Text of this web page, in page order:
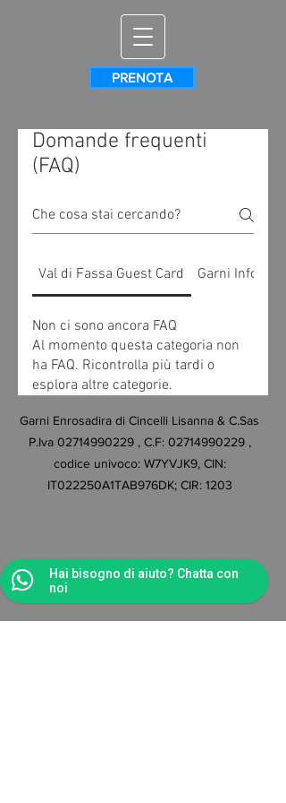
PRENOTA
Domande frequenti
(FAQ)
Val di Fassa Guest Card Garni Info Utili
Non ci sono ancora FAQ
Al momento questa categoria non
ha FAQ. Ricontrolla più tardi o
esplora altre categorie.
Garni Enrosadira di Cincelli Lisanna & C.Sas
P.Iva 02714990229, C.F: 02714990229,
codice univoco: W7YVJK9, CIN:
IT022250A1TAB976DK; CIR: 1203
Hai bisogno di aiuto? Chatta con
noi